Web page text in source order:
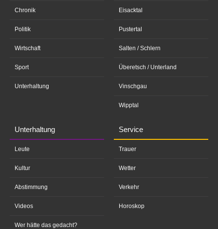
Chronik
Politik
Wirtschaft
Sport
Unterhaltung
Eisacktal
Pustertal
Salten / Schlern
Überetsch / Unterland
Vinschgau
Wipptal
Unterhaltung
Leute
Kultur
Abstimmung
Videos
Wer hätte das gedacht?
Service
Trauer
Wetter
Verkehr
Horoskop